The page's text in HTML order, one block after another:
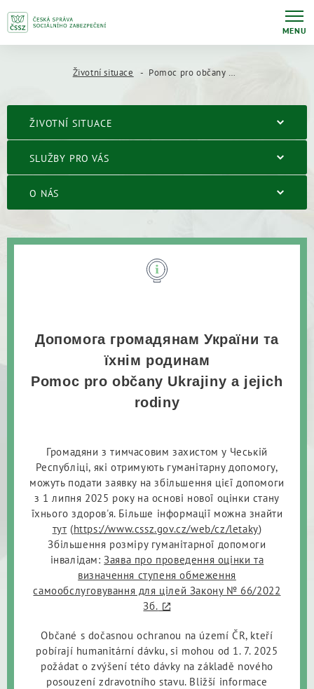
MENU
Životní situace Pomoc pro občany Ukrajiny / Допомога громадянам України
ŽIVOTNÍ SITUACE
SLUŽBY PRO VÁS
O NÁS
Допомога громадянам України та
їхнім родинам
Pomoc pro občany Ukrajiny a jejich
rodiny
Громадяни з тимчасовим захистом у Чеській
Республіці, які отримують гуманітарну допомогу,
можуть подати заявку на збільшення цієї допомоги
з 1 липня 2025 року на основі нової оцінки стану
їхнього здоров'я. Більше інформації можна знайти
тут (https://www.cssz.gov.cz/web/cz/letaky)
Збільшення розміру гуманітарної допомоги
інвалідам:Заява про проведення оцінки та
визначення ступеня обмеження
самообслуговування для цілей Закону № 66/2022
Зб.
Občané s dočasnou ochranou na území ČR, kteří
pobírají humanitární dávku, si mohou od 1. 7. 2025
požádat o zvýšení této dávky na základě nového
posouzení zdravotního stavu. Bližší informace